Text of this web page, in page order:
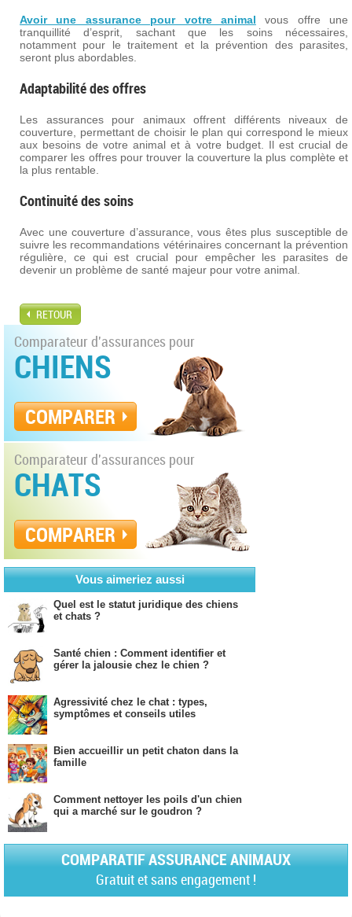
Avoir une assurance pour votre animal vous offre une
tranquillité d’esprit, sachant que les soins nécessaires,
notamment pour le traitement et la prévention des parasites,
seront plus abordables.
Adaptabilité des offres
Les assurances pour animaux offrent différents niveaux de
couverture, permettant de choisir le plan qui correspond le mieux
aux besoins de votre animal et à votre budget. Il est crucial de
comparer les offres pour trouver la couverture la plus complète et
la plus rentable.
Continuité des soins
Avec une couverture d’assurance, vous êtes plus susceptible de
suivre les recommandations vétérinaires concernant la prévention
régulière, ce qui est crucial pour empêcher les parasites de
devenir un problème de santé majeur pour votre animal.
RETOUR
Comparateur d'assurances pour
CHIENS
COMPARER
Comparateur d'assurances pour
CHATS
COMPARER
Vous aimeriez aussi
Quel est le statut juridique des chiens
et chats ?
Santé chien : Comment identifier et
gérer la jalousie chez le chien ?
Agressivité chez le chat : types,
symptômes et conseils utiles
Bien accueillir un petit chaton dans la
famille
Comment nettoyer les poils d'un chien
qui a marché sur le goudron ?
COMPARATIF ASSURANCE ANIMAUX
Gratuit et sans engagement !